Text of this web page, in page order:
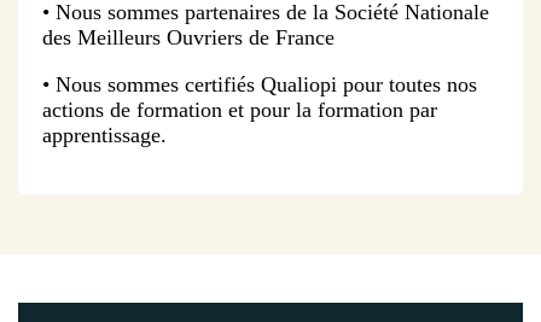
• Nous sommes partenaires de la Société Nationale
des Meilleurs Ouvriers de France
• Nous sommes certifiés Qualiopi pour toutes nos
actions de formation et pour la formation par
apprentissage.